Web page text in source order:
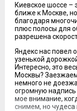
Киевское шоссе –
ближе к Москве,
благодаря
плюс полосы для
разрешена
Яндекс нас повел
узенькой
Интересно, это
Москвы?
немного не
огромную надпись
мое внимание,
снимем, но